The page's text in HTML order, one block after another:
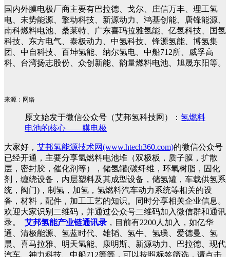
国内外膜电极厂商主要有巴拉德、 戈尔 庄信万丰、 理工氢
电、 未势能源、 擎动科技、 新源动力、 鸿基创能、
唐锋能源、
南科燃料电池、 桑莱特、 广东喜玛拉雅氢能、 亿氢科技
国氢
科技
东方电气、 泰极动力、 中氢科技、 锋源氢能
博氢集
团、 中自科技、 百坤氢能、 纳尔氢电、 中船712所、
威孚高
科、 台湾扬志股份 众创新能、韵量燃料电池、 旭晟东阳等。
来源：网络
原文始发于微信公众号（艾邦氢科技网）： 氢燃料
电池的核心——膜电极
大家好， 艾邦氢能源技术网(www.htech360.com)的微信公众号
已经开通，主要分享氢燃料电池堆（双极板，质子膜，扩散
层，密封胶，催化剂等），储氢罐(碳纤维，环氧树脂，固化
剂，缠绕设备，内层塑料及其成型设备，储氢罐，车载供氢系
统，阀门)，制氢，加氢，氢燃料汽车动力系统等相关的设
备，材料，配件，加工工艺的知识。同时分享相关企业信息。
欢迎大家识别二维码，并通过公众号二维码加入微信群和通讯
录。
艾邦氢能产业链通讯录 ，目前有2200人加入，如亿华
通、清极能源、氢蓝时代、雄韬、氢牛、氢璞、爱德曼、氢
晨、喜马拉雅、明天氢能、康明斯、新源动力、巴拉德、现代
汽车、神力科技、中船712等等，可以按照标签筛选，请点击